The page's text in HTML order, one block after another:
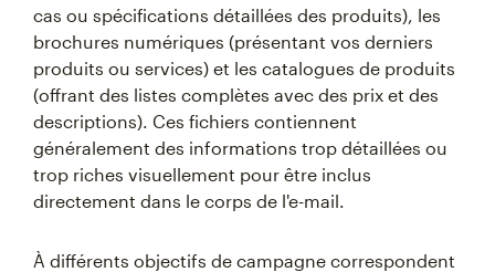
cas ou spécifications détaillées des produits), les
brochures numériques (présentant vos derniers
produits ou services) et les catalogues de produits
(offrant des listes complètes avec des prix et des
descriptions). Ces fichiers contiennent
généralement des informations trop détaillées ou
trop riches visuellement pour être inclus
directement dans le corps de l'e-mail.
À différents objectifs de campagne correspondent